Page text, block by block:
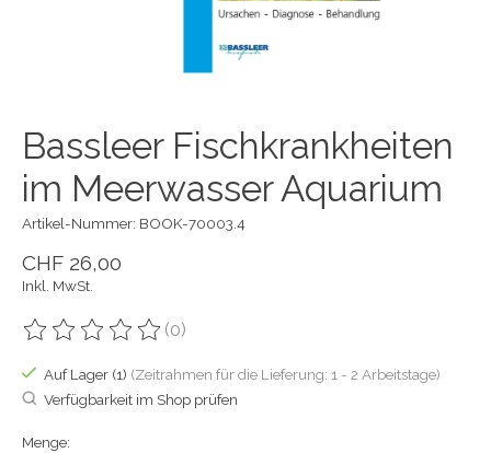
Bassleer Fischkrankheiten
im Meerwasser Aquarium
Artikel-Nummer: BOOK-70003.4
CHF 26,00
Inkl. MwSt.
Die Bewertung dieses Produkts ist
(0)
Auf Lager (1) (Zeitrahmen für die Lieferung: 1 - 2 Arbeitstage)
Verfügbarkeit im Shop prüfen
Menge: